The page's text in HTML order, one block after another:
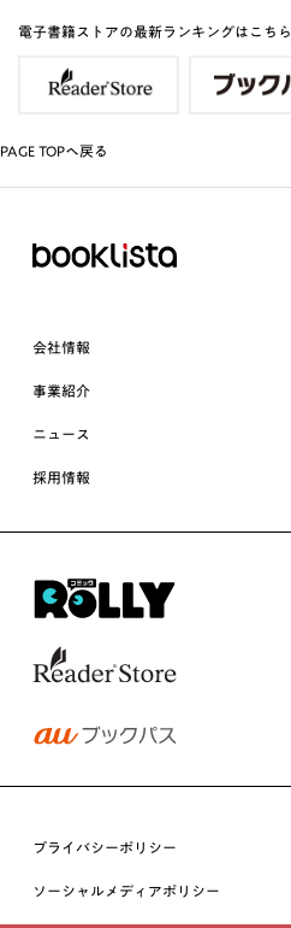
電子書籍ストアの最新ランキングはこちら
PAGE TOPへ戻る
会社情報
事業紹介
ニュース
採用情報
プライバシーポリシー
ソーシャルメディアポリシー